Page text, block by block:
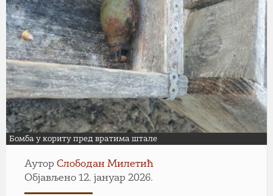
Бомба у кориту пред вратима штале
Аутор Слободан Милетић
Објављено 12. јануар 2026.